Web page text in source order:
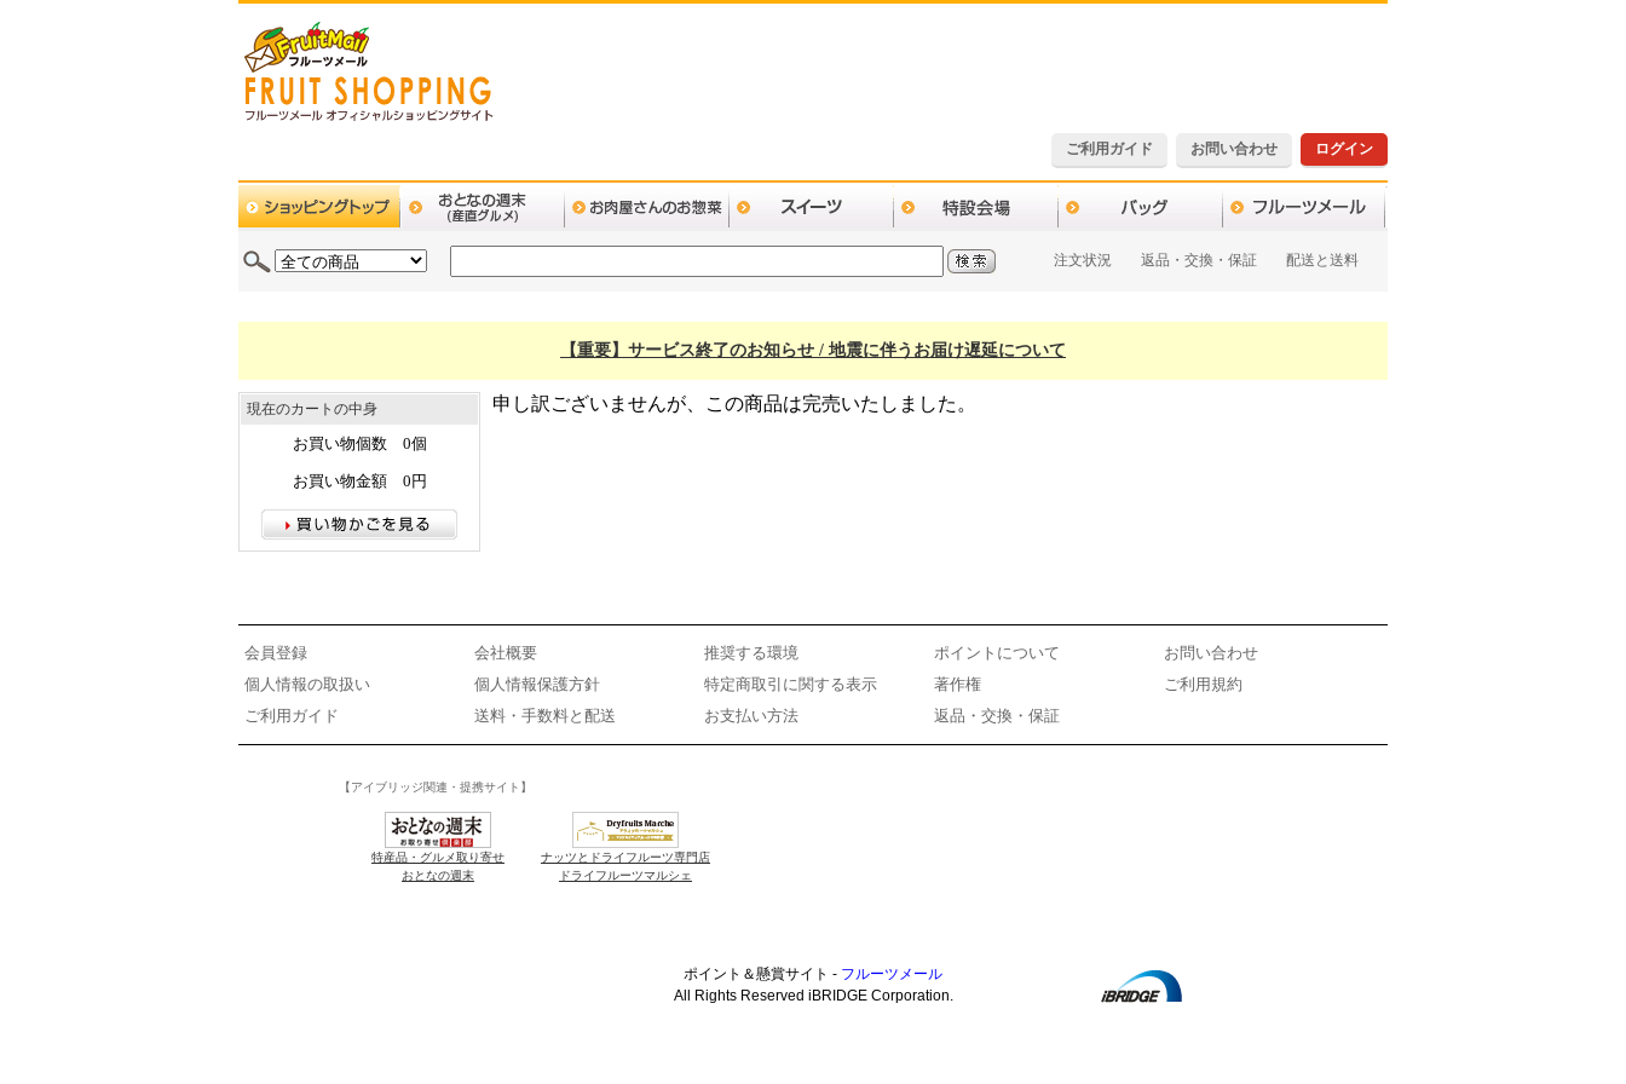
ご利用ガイド お問い合わせ ログイン
注文状況 返品・交換・保証 配送と送料
【重要】サービス終了のお知らせ / 地震に伴うお届け遅延について
現在のカートの中身
お買い物個数 0個
お買い物金額 0円
申し訳ございませんが、この商品は完売いたしました。
会員登録 会社概要 推奨する環境 ポイントについて
お問い合わせ
個人情報の取扱い
個人情報保護方針 特定商取引に関する表示 著作権
ご利用規約
ご利用ガイド
送料・手数料と配送 お支払い方法 返品・交換・保証
【アイブリッジ関連・提携サイト】
特産品・グルメ取り寄せ
おとなの週末
ナッツとドライフルーツ専門店
ドライフルーツマルシェ
ポイント＆懸賞サイト - フルーツメール
All Rights Reserved iBRIDGE Corporation.